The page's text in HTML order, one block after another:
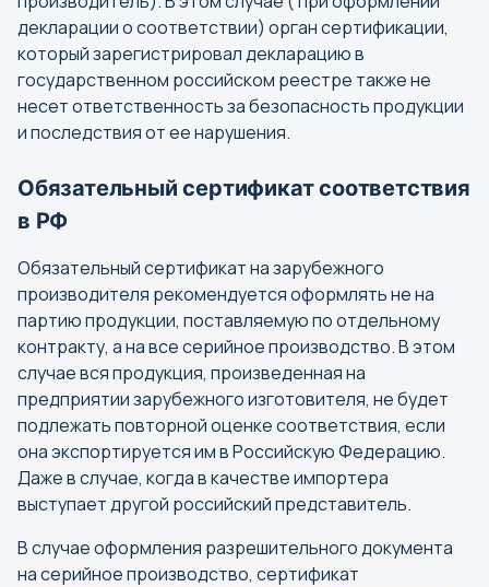
декларации о соответствии) орган сертификации,
который зарегистрировал декларацию в
государственном российском реестре также не
несет ответственность за безопасность продукции
и последствия от ее нарушения.
Обязательный сертификат соответствия
в РФ
Обязательный сертификат на зарубежного
производителя рекомендуется оформлять не на
партию продукции, поставляемую по отдельному
контракту, а на все серийное производство. В этом
случае вся продукция, произведенная на
предприятии зарубежного изготовителя, не будет
подлежать повторной оценке соответствия, если
она экспортируется им в Российскую Федерацию.
Даже в случае, когда в качестве импортера
выступает другой российский представитель.
В случае оформления разрешительного документа
на серийное производство, сертификат